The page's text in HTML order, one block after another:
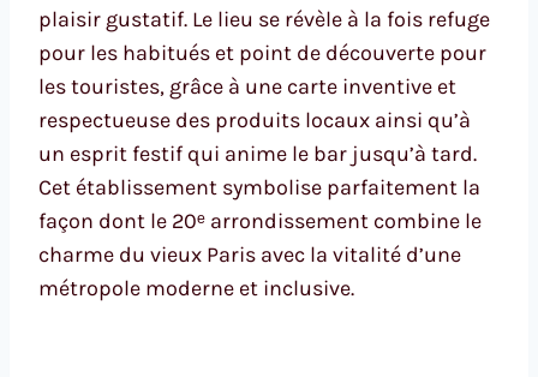
plaisir gustatif. Le lieu se révèle à la fois refuge
pour les habitués et point de découverte pour
les touristes, grâce à une carte inventive et
respectueuse des produits locaux ainsi qu’à
un esprit festif qui anime le bar jusqu’à tard.
Cet établissement symbolise parfaitement la
façon dont le 20ᵉ arrondissement combine le
charme du vieux Paris avec la vitalité d’une
métropole moderne et inclusive.